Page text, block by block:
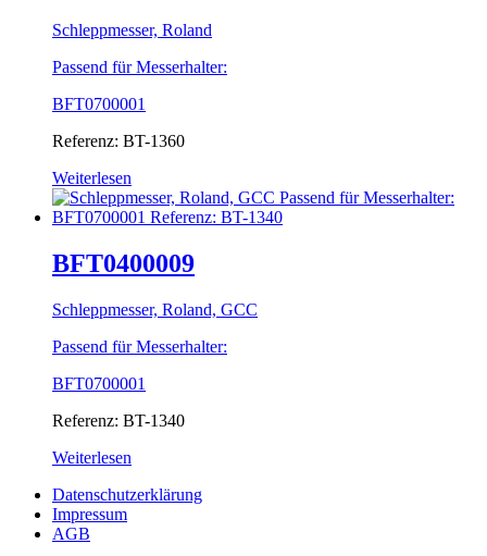
Schleppmesser, Roland
Passend für Messerhalter:
BFT0700001
Referenz: BT-1360
Weiterlesen
BFT0400009
Schleppmesser, Roland, GCC
Passend für Messerhalter:
BFT0700001
Referenz: BT-1340
Weiterlesen
Datenschutzerklärung
Impressum
AGB